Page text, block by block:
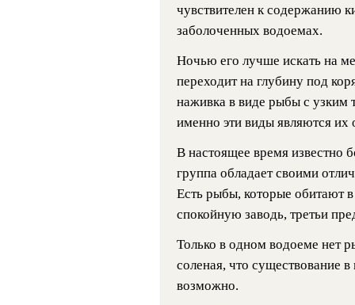
чувствителен к содержанию
заболоченных водоемах.
Ночью его лучше искать на
переходит на глубину под
наживка в виде рыбы с узким
именно эти виды являются
В настоящее время известно
группа обладает своими
Есть рыбы, которые обитают
спокойную заводь, третьи
Только в одном водоеме нет
соленая, что существование
возможно.